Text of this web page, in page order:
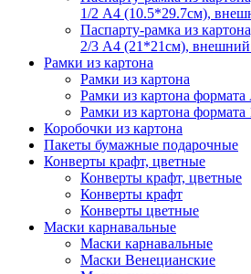
1/2 А4 (10.5*29.7см),
Паспарту-рамка из
2/3 А4 (21*21см),
Рамки из картона
Рамки из картона
Рамки из картона
Рамки из картона
Коробочки из картона
Пакеты бумажные подарочные
Конверты крафт, цветные
Конверты крафт, цветные
Конверты крафт
Конверты цветные
Маски карнавальные
Маски карнавальные
Маски Венецианские